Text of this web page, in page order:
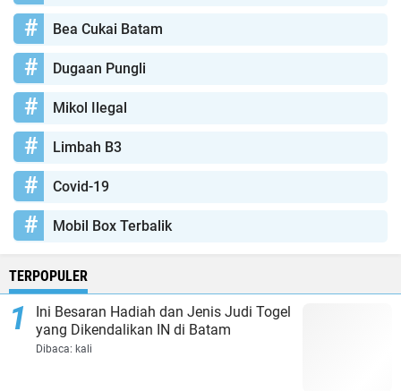
Bea Cukai Batam
Dugaan Pungli
Mikol Ilegal
Limbah B3
Covid-19
Mobil Box Terbalik
TERPOPULER
Ini Besaran Hadiah dan Jenis Judi Togel
yang Dikendalikan IN di Batam
Dibaca: kali